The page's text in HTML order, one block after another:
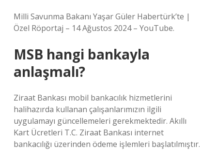
Milli Savunma Bakanı Yaşar Güler Habertürk’te |
Özel Röportaj – 14 Ağustos 2024 – YouTube.
MSB hangi bankayla
anlaşmalı?
Ziraat Bankası mobil bankacılık hizmetlerini
halihazırda kullanan çalışanlarımızın ilgili
uygulamayı güncellemeleri gerekmektedir. Akıllı
Kart Ücretleri T.C. Ziraat Bankası internet
bankacılığı üzerinden ödeme işlemleri başlatılmıştır.